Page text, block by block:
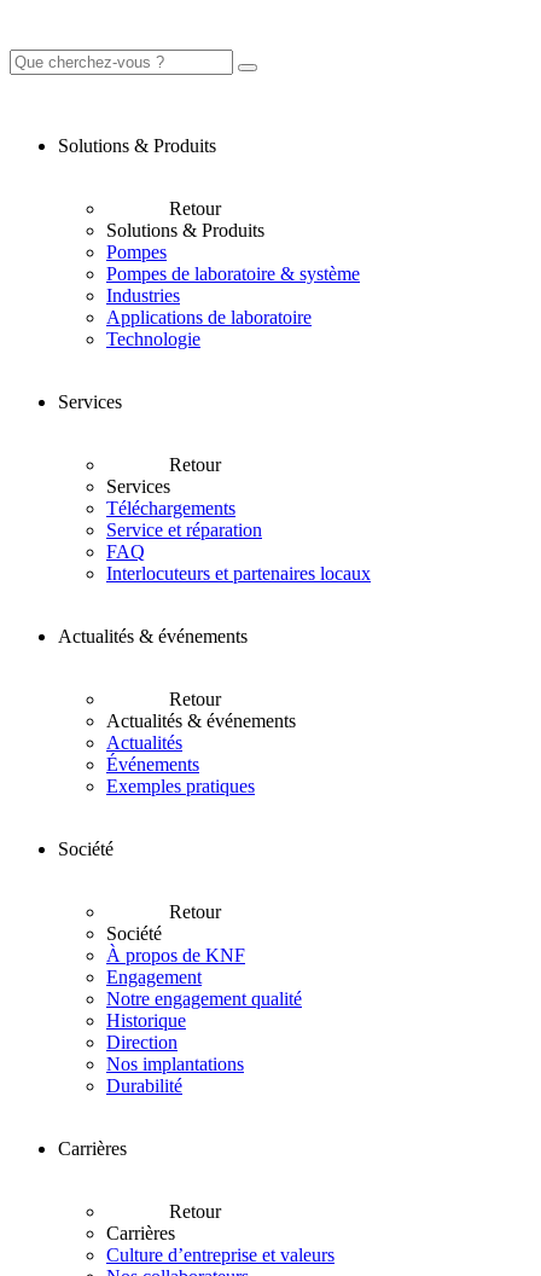
Solutions & Produits
Retour
Solutions & Produits
Pompes
Pompes de laboratoire & système
Industries
Applications de laboratoire
Technologie
Services
Retour
Services
Téléchargements
Service et réparation
FAQ
Interlocuteurs et partenaires locaux
Actualités & événements
Retour
Actualités & événements
Actualités
Événements
Exemples pratiques
Société
Retour
Société
À propos de KNF
Engagement
Notre engagement qualité
Historique
Direction
Nos implantations
Durabilité
Carrières
Retour
Carrières
Culture d’entreprise et valeurs